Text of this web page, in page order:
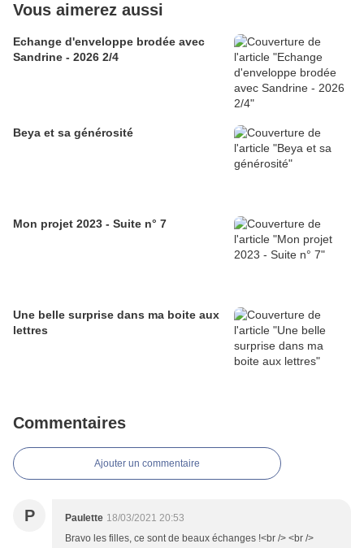
Vous aimerez aussi
Echange d'enveloppe brodée avec
Sandrine - 2026 2/4
Beya et sa générosité
Mon projet 2023 - Suite n° 7
Une belle surprise dans ma boite aux
lettres
Commentaires
Ajouter un commentaire
P Paulette 18/03/2021 20:53
Bravo les filles, ce sont de beaux échanges !<br /> <br />